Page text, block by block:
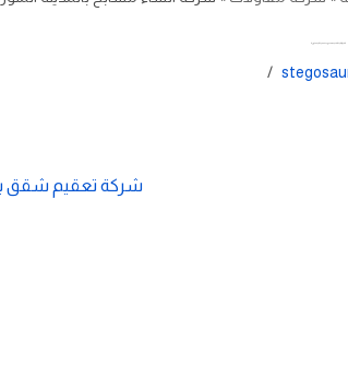
شركة انشاء مسابح بالمدينة المنورة
شركة تعقيم شقق